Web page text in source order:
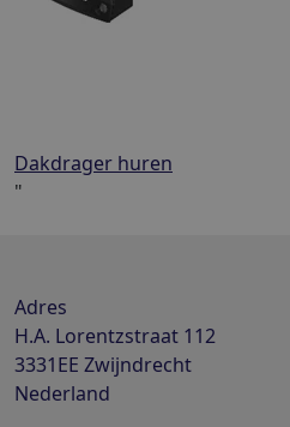
Dakdrager huren
"
Adres
H.A. Lorentzstraat 112
3331EE Zwijndrecht
Nederland